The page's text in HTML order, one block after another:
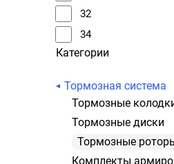
406
408
410
32
34
35
Категории
Тормозная система
Тормозные
Тормозные диски
Тормозные
Комплекты